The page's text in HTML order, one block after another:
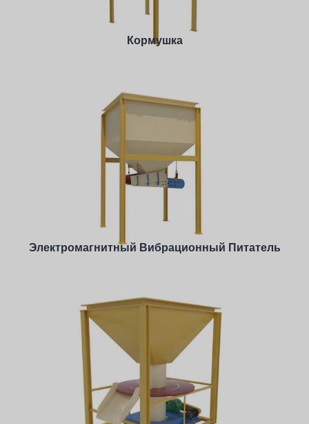
Кормушка
Производительность: 0-90 TPH
Feeding Size: <350 mm
Электромагнитный Вибрационный Питатель
Производительность: 0-1400 TPH
Feeding Size: <500 mm
Материал для обработки: Неадгезивные материалы
Подробнее